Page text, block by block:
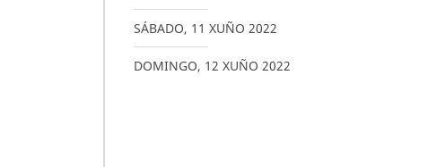
SÁBADO, 11 XUÑO 2022
DOMINGO, 12 XUÑO 2022